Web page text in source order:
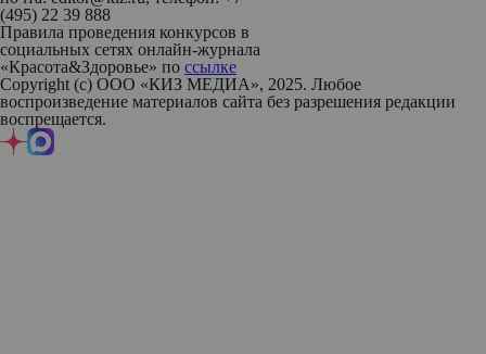
(495) 22 39 888
Правила проведения конкурсов в
социальных сетях онлайн-журнала
«Красота&Здоровье» по ссылке
Copyright (с) ООО «КИЗ МЕДИА», 2025. Любое
воспроизведение материалов сайта без разрешения редакции
воспрещается.